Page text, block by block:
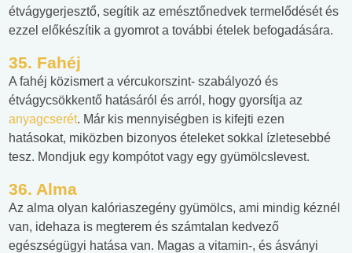
étvágygerjesztő, segítik az emésztőnedvek termelődését és
ezzel előkészítik a gyomrot a további ételek befogadására.
35. Fahéj
A fahéj közismert a vércukorszint- szabályozó és
étvágycsökkentő hatásáról és arról, hogy gyorsítja az
anyagcserét. Már kis mennyiségben is kifejti ezen
hatásokat, miközben bizonyos ételeket sokkal ízletesebbé
tesz. Mondjuk egy kompótot vagy egy gyümölcslevest.
36. Alma
Az alma olyan kalóriaszegény gyümölcs, ami mindig kéznél
van, idehaza is megterem és számtalan kedvező
egészségügyi hatása van. Magas a vitamin-, és ásványi